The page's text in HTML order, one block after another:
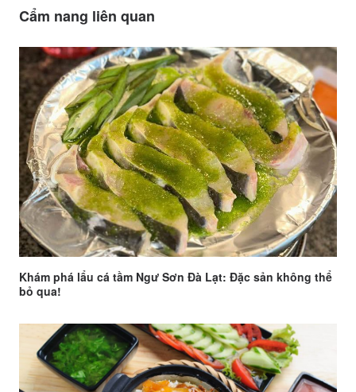
Cẩm nang liên quan
Khám phá lẩu cá tầm Ngư Sơn Đà Lạt: Đặc sản không thể
bỏ qua!